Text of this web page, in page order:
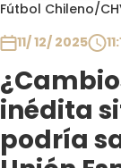
Fútbol Chileno/
11/ 12/ 2025
inédita
podría
Club De La
Contigo en
Plan
El Tiempo
Sabingo